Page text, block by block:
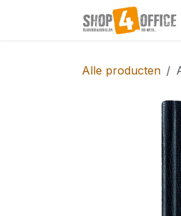
Overslaan naar inhoud
Alle producten